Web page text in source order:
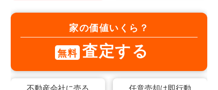
家の価値いくら？
無料 査定する